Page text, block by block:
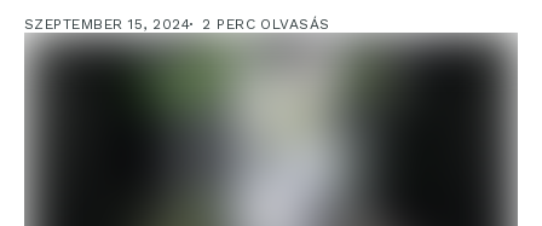
SZEPTEMBER 15, 2024 2 PERC OLVASÁS